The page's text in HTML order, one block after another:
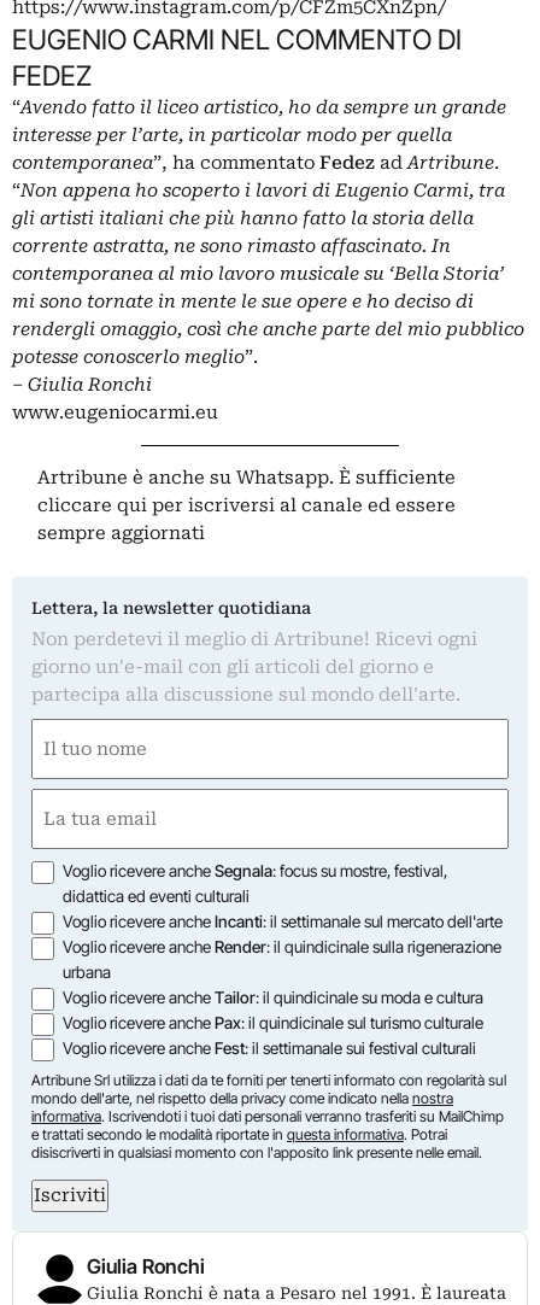
https://www.instagram.com/p/CFZm5CXnZpn/
EUGENIO CARMI NEL COMMENTO DI
FEDEZ
“Avendo fatto il liceo artistico, ho da sempre un grande
interesse per l’arte, in particolar modo per quella
contemporanea”, ha commentato Fedez adArtribune.
“Non appena ho scoperto i lavori di Eugenio Carmi, tra
gli artisti italiani che più hanno fatto la storia della
corrente astratta, ne sono rimasto affascinato. In
contemporanea al mio lavoro musicale su ‘Bella Storia’
mi sono tornate in mente le sue opere e ho deciso di
rendergli omaggio, così che anche parte del mio pubblico
potesse conoscerlo meglio”.
– Giulia Ronchi
www.eugeniocarmi.eu
Artribune è anche su Whatsapp. È sufficiente
cliccare qui per iscriversi al canale ed essere
sempre aggiornati
Lettera, la newsletter quotidiana
Non perdetevi il meglio di Artribune! Ricevi ogni
giorno un'e-mail con gli articoli del giorno e
partecipa alla discussione sul mondo dell'arte.
(Obbligatorio)
(Obbligatorio)
Opzioni
Voglio ricevere ancheSegnala: focus su mostre, festival,
didattica ed eventi culturali
Voglio ricevere ancheIncanti: il settimanale sul mercato dell'arte
Voglio ricevere ancheRender: il quindicinale sulla rigenerazione
urbana
Voglio ricevere ancheTailor: il quindicinale su moda e cultura
Voglio ricevere anchePax: il quindicinale sul turismo culturale
Voglio ricevere ancheFest: il settimanale sui festival culturali
Artribune Srl utilizza i dati da te forniti per tenerti informato con regolarità sul
mondo dell'arte, nel rispetto della privacy come indicato nella nostra
informativa. Iscrivendoti i tuoi dati personali verranno trasferiti su MailChimp
e trattati secondo le modalità riportate in questa informativa. Potrai
disiscriverti in qualsiasi momento con l'apposito link presente nelle email.
Iscriviti
Giulia Ronchi
Giulia Ronchi è nata a Pesaro nel 1991. È laureata